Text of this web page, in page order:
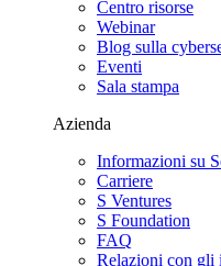
Centro risorse
Webinar
Blog sulla
Eventi
Sala stampa
Azienda
Informazioni su
Carriere
S Ventures
S Foundation
FAQ
Relazioni con gli